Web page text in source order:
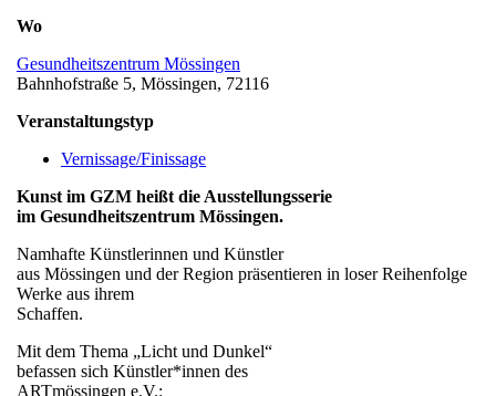
Wo
Gesundheitszentrum Mössingen
Bahnhofstraße 5, Mössingen, 72116
Veranstaltungstyp
Vernissage/Finissage
Kunst im GZM heißt die Ausstellungsserie
im Gesundheitszentrum Mössingen.
Namhafte Künstlerinnen und Künstler
aus Mössingen und der Region präsentieren in loser Reihenfolge
Werke aus ihrem
Schaffen.
Mit dem Thema „Licht und Dunkel“
befassen sich Künstler*innen des
ARTmössingen e.V.: